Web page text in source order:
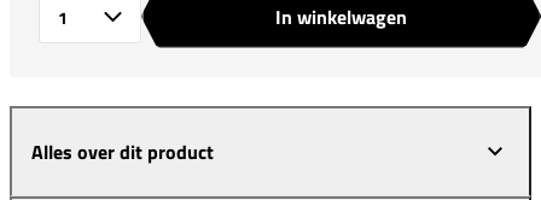
In winkelwagen
Alles over dit product